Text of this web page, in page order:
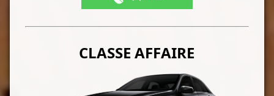
CLASSE AFFAIRE